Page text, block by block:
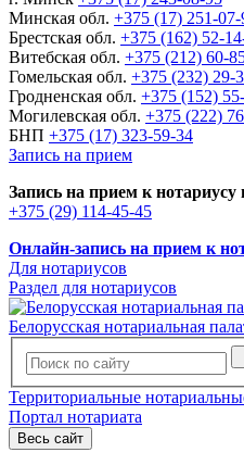
Минская обл. +375 (17) 251-07-
Брестская обл. +375 (162) 52-
Витебская обл. +375 (212) 60-
Гомельская обл. +375 (232) 29-
Гродненская обл. +375 (152)
Могилевская обл. +375 (222)
БНП +375 (17) 323-59-34
Запись на прием
Запись на прием к нотариусу
+375 (29) 114-45-45
Онлайн-запись на прием к
Для нотариусов
Раздел для нотариусов
Белорусская нотариальная
Территориальные
Портал нотариата
Весь сайт